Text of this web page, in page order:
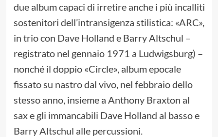
due album capaci di irretire anche i più incalliti
sostenitori dell’intransigenza stilistica: «ARC»,
in trio con Dave Holland e Barry Altschul –
registrato nel gennaio 1971 a Ludwigsburg) –
nonché il doppio «Circle», album epocale
fissato su nastro dal vivo, nel febbraio dello
stesso anno, insieme a Anthony Braxton al
sax e gli immancabili Dave Holland al basso e
Barry Altschul alle percussioni.